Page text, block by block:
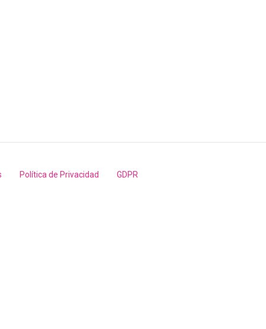
Política de Privacidad GDPR